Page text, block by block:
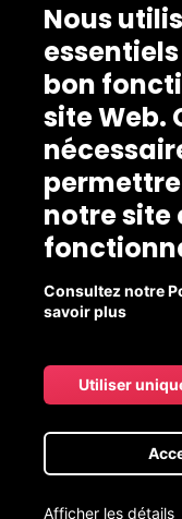
Nous
bon
site Web.
notre site
Consultez notre
savoir plus
Utiliser
Afficher les détails